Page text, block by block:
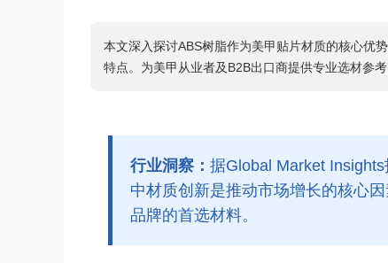
本文深入探讨ABS树脂作为美甲贴片材质的核心优
特点。为美甲从业者及B2B出口商提供专业选材参
行业洞察： 据Global Market
中材质创新是推动市场增长的核心
品牌的首选材料。